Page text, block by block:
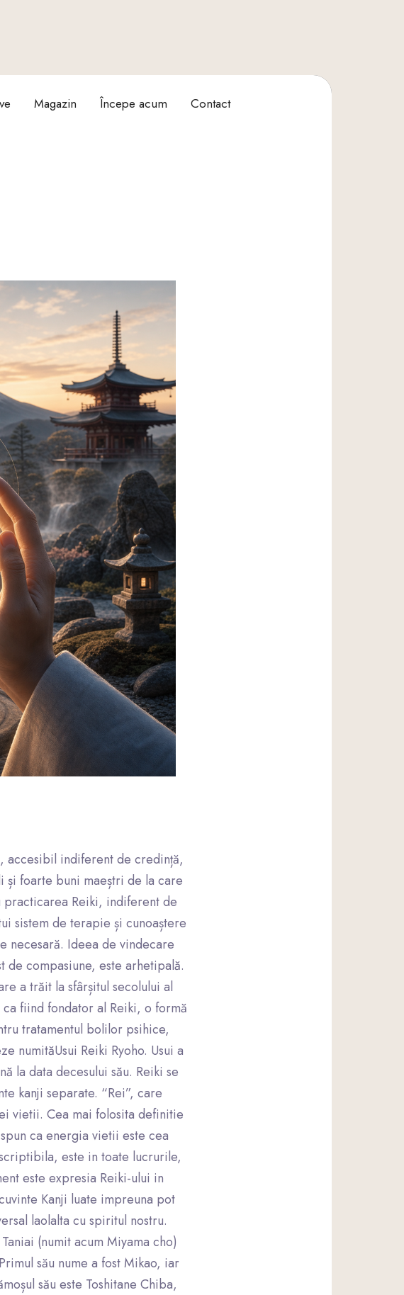
Magazin Începe acum Contact
accesibil indiferent de credință,
și foarte buni maeștri de la care
Reiki, indiferent de
sistem de terapie și cunoaștere
necesară. Ideea de vindecare
de compasiune, este arhetipală.
a trăit la sfârșitul secolului al
fiind fondator al Reiki, o formă
tratamentul bolilor psihice,
numităUsui Reiki Ryoho. Usui a
la data decesului său. Reiki se
kanji separate. “Rei”, care
vietii. Cea mai folosita definitie
ca energia vietii este cea
este in toate lucrurile,
este expresia Reiki-ului in
Kanji luate impreuna pot
laolalta cu spiritul nostru.
(numit acum Miyama cho)
său nume a fost Mikao, iar
său este Toshitane Chiba,